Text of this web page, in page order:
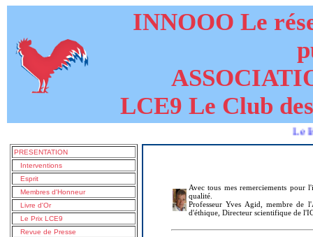
INNOOO Le
LCE9 Le Club
Le livre de
PRESENTATION
Interventions
Esprit
Membres d'Honneur
Livre d'Or
Le Prix LCE9
Revue de Presse
Avec tous mes remerciements pour
qualité.
Professeur Yves Agid, membre de
d'éthique, Directeur scientifique de